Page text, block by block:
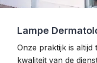
Lampe
Onze praktijk is altijd
kwaliteit van de